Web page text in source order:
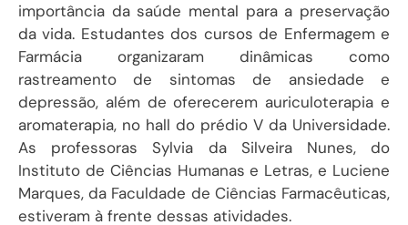
importância da saúde mental para a preservação
da vida. Estudantes dos cursos de Enfermagem e
Farmácia organizaram dinâmicas como
rastreamento de sintomas de ansiedade e
depressão, além de oferecerem auriculoterapia e
aromaterapia, no hall do prédio V da Universidade.
As professoras Sylvia da Silveira Nunes, do
Instituto de Ciências Humanas e Letras, e Luciene
Marques, da Faculdade de Ciências Farmacêuticas,
estiveram à frente dessas atividades.